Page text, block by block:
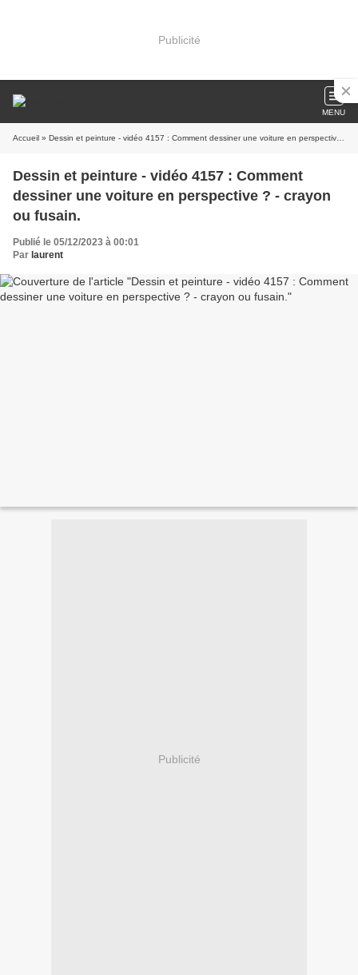
Publicité
MENU
Accueil » Dessin et peinture - vidéo 4157 : Comment dessiner une voiture en perspective ? - crayon ou fusain.
Dessin et peinture - vidéo 4157 : Comment
dessiner une voiture en perspective ? - crayon
ou fusain.
Publié le 05/12/2023 à 00:01
Par laurent
Publicité